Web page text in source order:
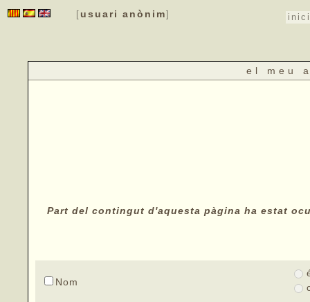
[ usuari anònim] inici
el meu
Part del contingut d'aquesta pàgina ha estat
Nom